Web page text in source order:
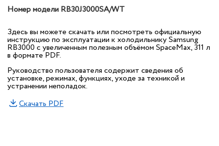
Номер модели RB30J3000SA/WT
Здесь вы можете скачать или посмотреть официальную
инструкцию по эксплуатации к холодильнику Samsung
RB3000 с увеличенным полезным объёмом SpaceMax, 311 л
в формате PDF.
Руководство пользователя содержит сведения об
установке, режимах, функциях, уходе за техникой и
устранении неполадок.
Скачать PDF